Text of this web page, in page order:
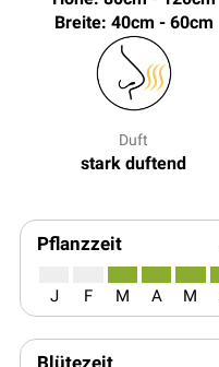
Breite: 40cm - 60cm
Duft
stark duftend
Pflanzzeit
J F M A M
Blütezeit